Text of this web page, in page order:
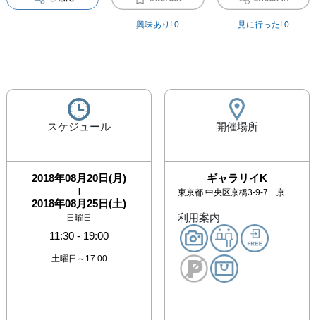
興味あり! 0 見に行った! 0
スケジュール
2018年08月20日(月)
|
2018年08月25日(土)
日曜日
11:30 - 19:00
土曜日～17:00
開催場所
ギャラリイK
東京都 中央区京橋3-9-7 京橋ポイントビル4F
利用案内